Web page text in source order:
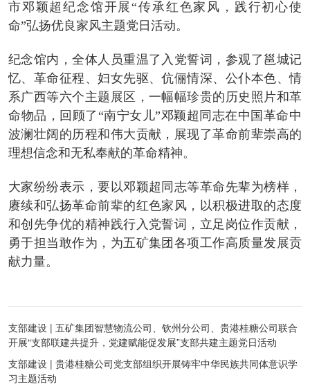
市邓颖超纪念馆开展“传承红色家风，践行初心使
命”弘扬优良家风主题党日活动。
纪念馆内，全体人员重温了入党誓词，参观了邕城记
忆、革命征程、妇女先驱、伉俪情深、公仆本色、情
系广西等六个主题展区，一幅幅珍贵的历史照片和革
命物品，回顾了“南宁女儿”邓颖超同志在中国革命中
波澜壮阔的历程和伟大贡献，展现了革命前辈崇高的
理想信念和无私奉献的革命精神。
大家纷纷表示，要以邓颖超同志等革命先辈为榜样，
赓续和弘扬革命前辈的红色家风，以积极进取的态度
和创先争优的精神践行入党誓词，立足岗位作贡献，
勇于担当敢作为，为五矿集团各项工作高质量发展贡
献力量。
支部建设 | 五矿集团智慧物流公司、钦州分公司、贵港桂糖公司联合
开展“支部联建共提升，党建赋能促发展”支部共建主题党日活动
支部建设 | 贵港桂糖公司党支部组织开展铸牢中华民族共同体意识学
习主题活动